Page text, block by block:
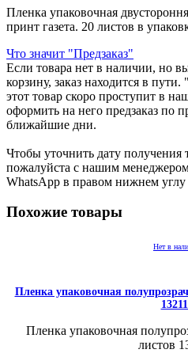
Пленка упаковочная
принт газета. 20 листов в
Что значит "Предзаказ"
Если товара нет в наличии, но
корзину, заказ находится в
этот товар скоро проступит в
оформить на него предзаказ по
ближайшие дни.
Чтобы уточнить дату получения
пожалуйста с нашим
WhatsApp в правом нижнем углу
Похожие товары
Нет в
Пленка упаковочная
Пленка упаковочная
листов